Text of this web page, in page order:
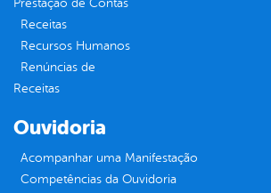
Prestação de Contas
Receitas
Recursos Humanos
Renúncias de
Receitas
Ouvidoria
Acompanhar uma Manifestação
Competências da Ouvidoria